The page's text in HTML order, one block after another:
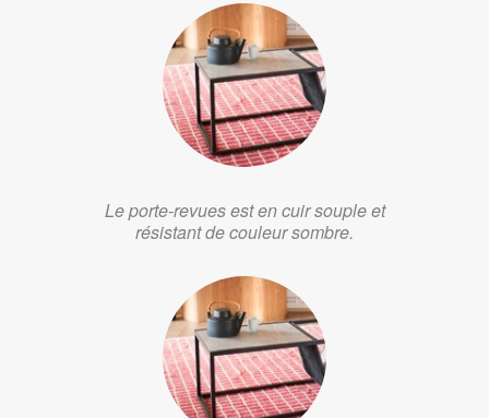
Le porte-revues est en cuir souple et
résistant de couleur sombre.